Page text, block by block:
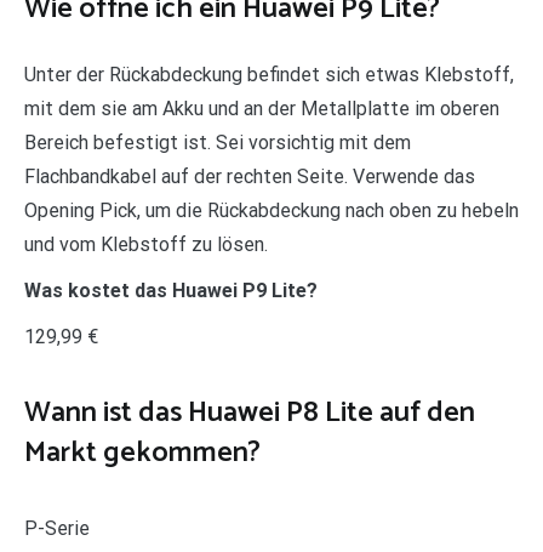
Unter der Rückabdeckung befindet sich etwas Klebstoff,
mit dem sie am Akku und an der Metallplatte im oberen
Bereich befestigt ist. Sei vorsichtig mit dem
Flachbandkabel auf der rechten Seite. Verwende das
Opening Pick, um die Rückabdeckung nach oben zu hebeln
und vom Klebstoff zu lösen.
Was kostet das Huawei P9 Lite?
129,99 €
Wann ist das Huawei P8 Lite auf den
Markt gekommen?
P-Serie